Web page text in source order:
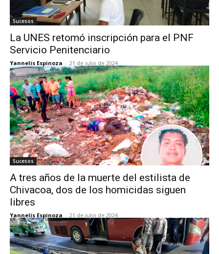
Sucesos
La UNES retomó inscripción para el PNF
Servicio Penitenciario
Yannelis Espinoza - 21 de julio de 2024
Sucesos
A tres años de la muerte del estilista de
Chivacoa, dos de los homicidas siguen
libres
Yannelis Espinoza - 21 de julio de 2024